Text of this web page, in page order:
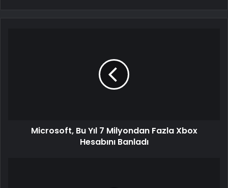
Microsoft, Bu Yıl 7 Milyondan Fazla Xbox
Hesabını Banladı